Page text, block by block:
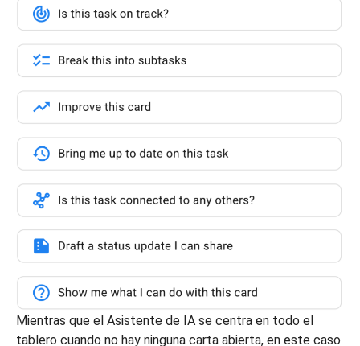
Mientras que el Asistente de IA se centra en todo el
tablero cuando no hay ninguna carta abierta, en este caso